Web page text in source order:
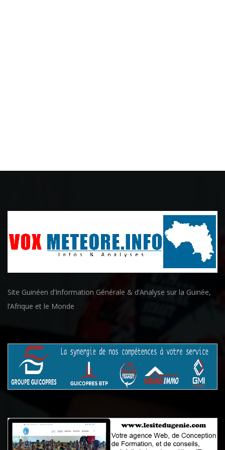
Site Guinéen d’Information Générale & d’Analyse sur la Guinée,
l’Afrique et le Monde